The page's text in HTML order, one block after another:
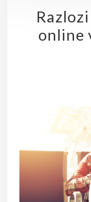
online